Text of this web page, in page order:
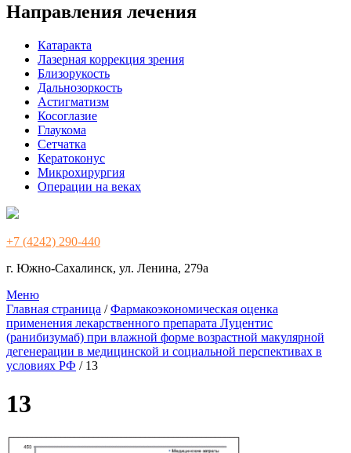
Направления лечения
Катаракта
Лазерная коррекция зрения
Близорукость
Дальнозоркость
Астигматизм
Косоглазие
Глаукома
Сетчатка
Кератоконус
Микрохирургия
Операции на веках
+7 (4242) 290-440
г. Южно-Сахалинск, ул. Ленина, 279а
Меню
Главная страница /Фармакоэкономическая оценка
применения лекарственного препарата Луцентис
(ранибизумаб) при влажной форме возрастной макулярной
дегенерации в медицинской и социальной перспективах в
условиях РФ / 13
13